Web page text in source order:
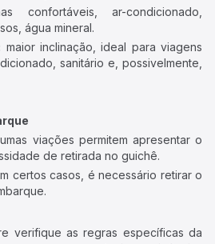
confortáveis, ar-condicionado,
água mineral.
maior inclinação, ideal para viagens
sanitário e, possivelmente,
viações permitem apresentar o
de retirada no guichê.
certos casos, é necessário retirar o
verifique as regras específicas da